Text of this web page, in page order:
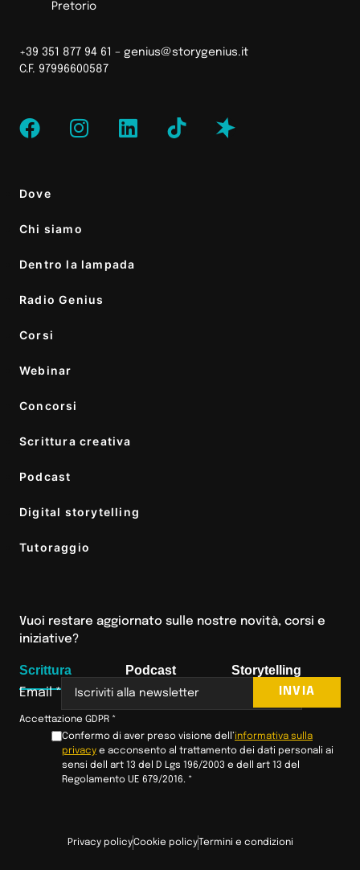
Pretorio
+39 351 877 94 61 – genius@storygenius.it
C.F. 97996600587
Dove
Chi siamo
Dentro la lampada
Radio Genius
Corsi
Webinar
Concorsi
Scrittura creativa
Podcast
Digital storytelling
Tutoraggio
Vuoi restare aggiornato sulle nostre novità, corsi e
iniziative?
Scrittura
Email*
Accettazione GDPR *
Confermo di aver preso visione dell’informativa sulla
privacy e acconsento al trattamento dei dati personali ai
sensi dell art 13 del D Lgs 196/2003 e dell art 13 del
Regolamento UE 679/2016. *
INVIA
Podcast Storytelling
Privacy policyCookie policy Termini e condizioni